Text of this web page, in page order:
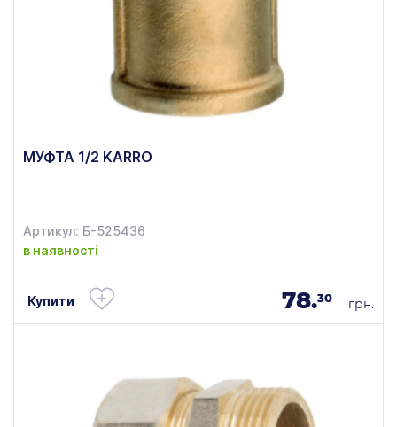
МУФТА 1/2 KARRO
Артикул: Б-525436
в наявності
Купити 78.30 грн.